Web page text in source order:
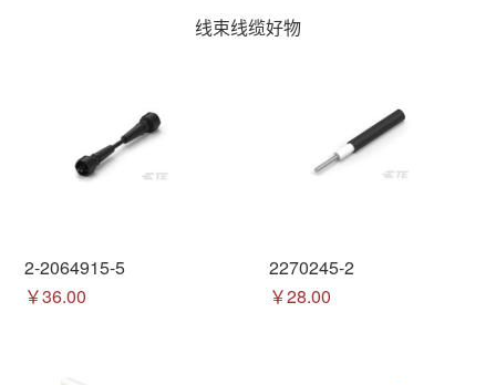
线束线缆好物
2-2064915-5
￥36.00
2270245-2
￥28.00